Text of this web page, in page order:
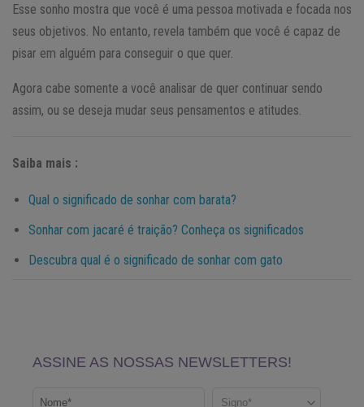
Esse sonho mostra que você é uma pessoa motivada e focada nos
seus objetivos. No entanto, revela também que você é capaz de
pisar em alguém para conseguir o que quer.
Agora cabe somente a você analisar de quer continuar sendo
assim, ou se deseja mudar seus pensamentos e atitudes.
Saiba mais :
Qual o significado de sonhar com barata?
Sonhar com jacaré é traição? Conheça os significados
Descubra qual é o significado de sonhar com gato